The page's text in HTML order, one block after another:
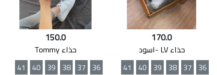
170.0
حذاء LV -اسود
36
37
38
39
40
41
150.0
حذاء Tommy
36
37
38
39
40
41